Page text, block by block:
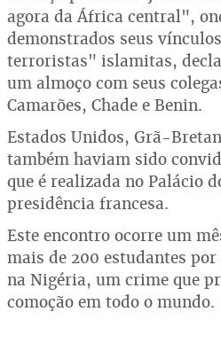
agora da África central",
demonstrados seus
terroristas" islamitas,
um almoço com seus
Camarões, Chade e Benin.
Estados Unidos, Grã-
também haviam sido
que é realizada no Palácio
presidência francesa.
Este encontro ocorre um
mais de 200 estudantes
na Nigéria, um crime que
comoção em todo o mundo.